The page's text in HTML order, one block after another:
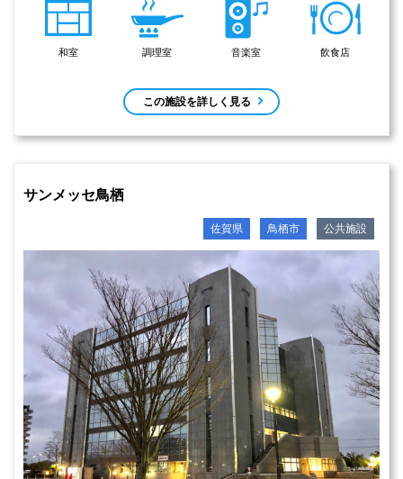
和室 調理室 音楽室 飲食店
この施設を詳しく見る
サンメッセ鳥栖
佐賀県 鳥栖市 公共施設